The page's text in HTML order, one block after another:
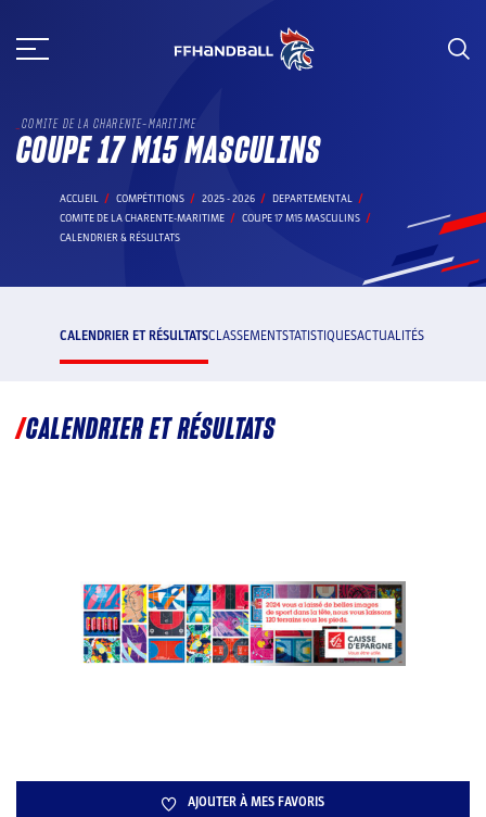
au
COMITE DE LA CHARENTE-MARITIME
COUPE 17 M15 MASCULINS
ACCUEIL COMPÉTITIONS 2025 - 2026
DEPARTEMENTAL
COMITE DE LA CHARENTE-MARITIME
COUPE 17 M15 MASCULINS
CALENDRIER & RÉSULTATS
CALENDRIER ET RÉSULTATSCLASSEMENTSTATISTIQUESACTUALITÉS
CALENDRIER ET RÉSULTATS
AJOUTER À MES FAVORIS